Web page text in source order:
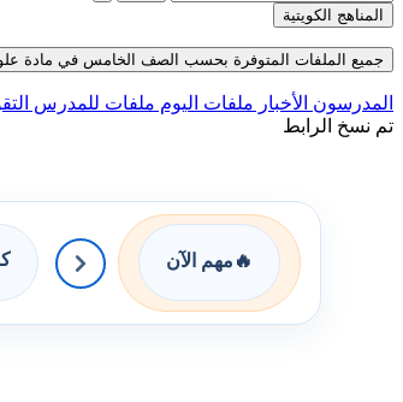
المناهج الكويتية
جميع الملفات المتوفرة بحسب الصف الخامس في مادة علوم
المدرسون الأخبار ملفات اليوم ملفات للمدرس
تم نسخ الرابط
🔥 مهم الآن